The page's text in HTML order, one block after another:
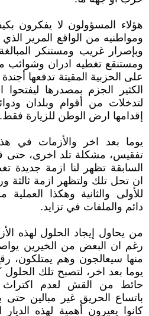
هؤلاء المسؤولون لا يفكرون
ومواطنيه من الواقع المرير
وبإصرار غريب ومستنكر
ومستنقع تغطيه ادران وشوائب
على الحزبية المقيتة تدفعها
الكثير الجزم بمصدرها
لتدخلات من أقوام وبلدان
إقدامها ارض الوطن للزيارة فقط.
يوما بعد اخر والأزمات في
تفقيس، مشكلة تلد اخرى، حتى
السابقة تظهر لنا ازمة جديدة
ان تحل تلك ولتظهر ازمة
للأولى والثانية وهكذا العملية
دائم والملفات في تزايد.
من يحاول إيجاد الحلول لهذه
رغم ان البعض من الخيرين
منها سيعالجون وهم يمتلكون،
يوما بعد اخر، لتصبح تلك
حائط من القش لعدم اكتراث
باتساع الحريق غير مبالين
كانوا يعيرون أهمية لهذه